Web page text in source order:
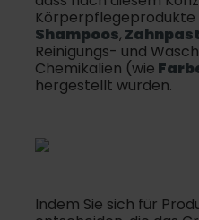
Körperpflegeprodukte
Shampoos,
Reinigungs- und
Chemikalien (wie
hergestellt wurden.
Indem Sie sich für